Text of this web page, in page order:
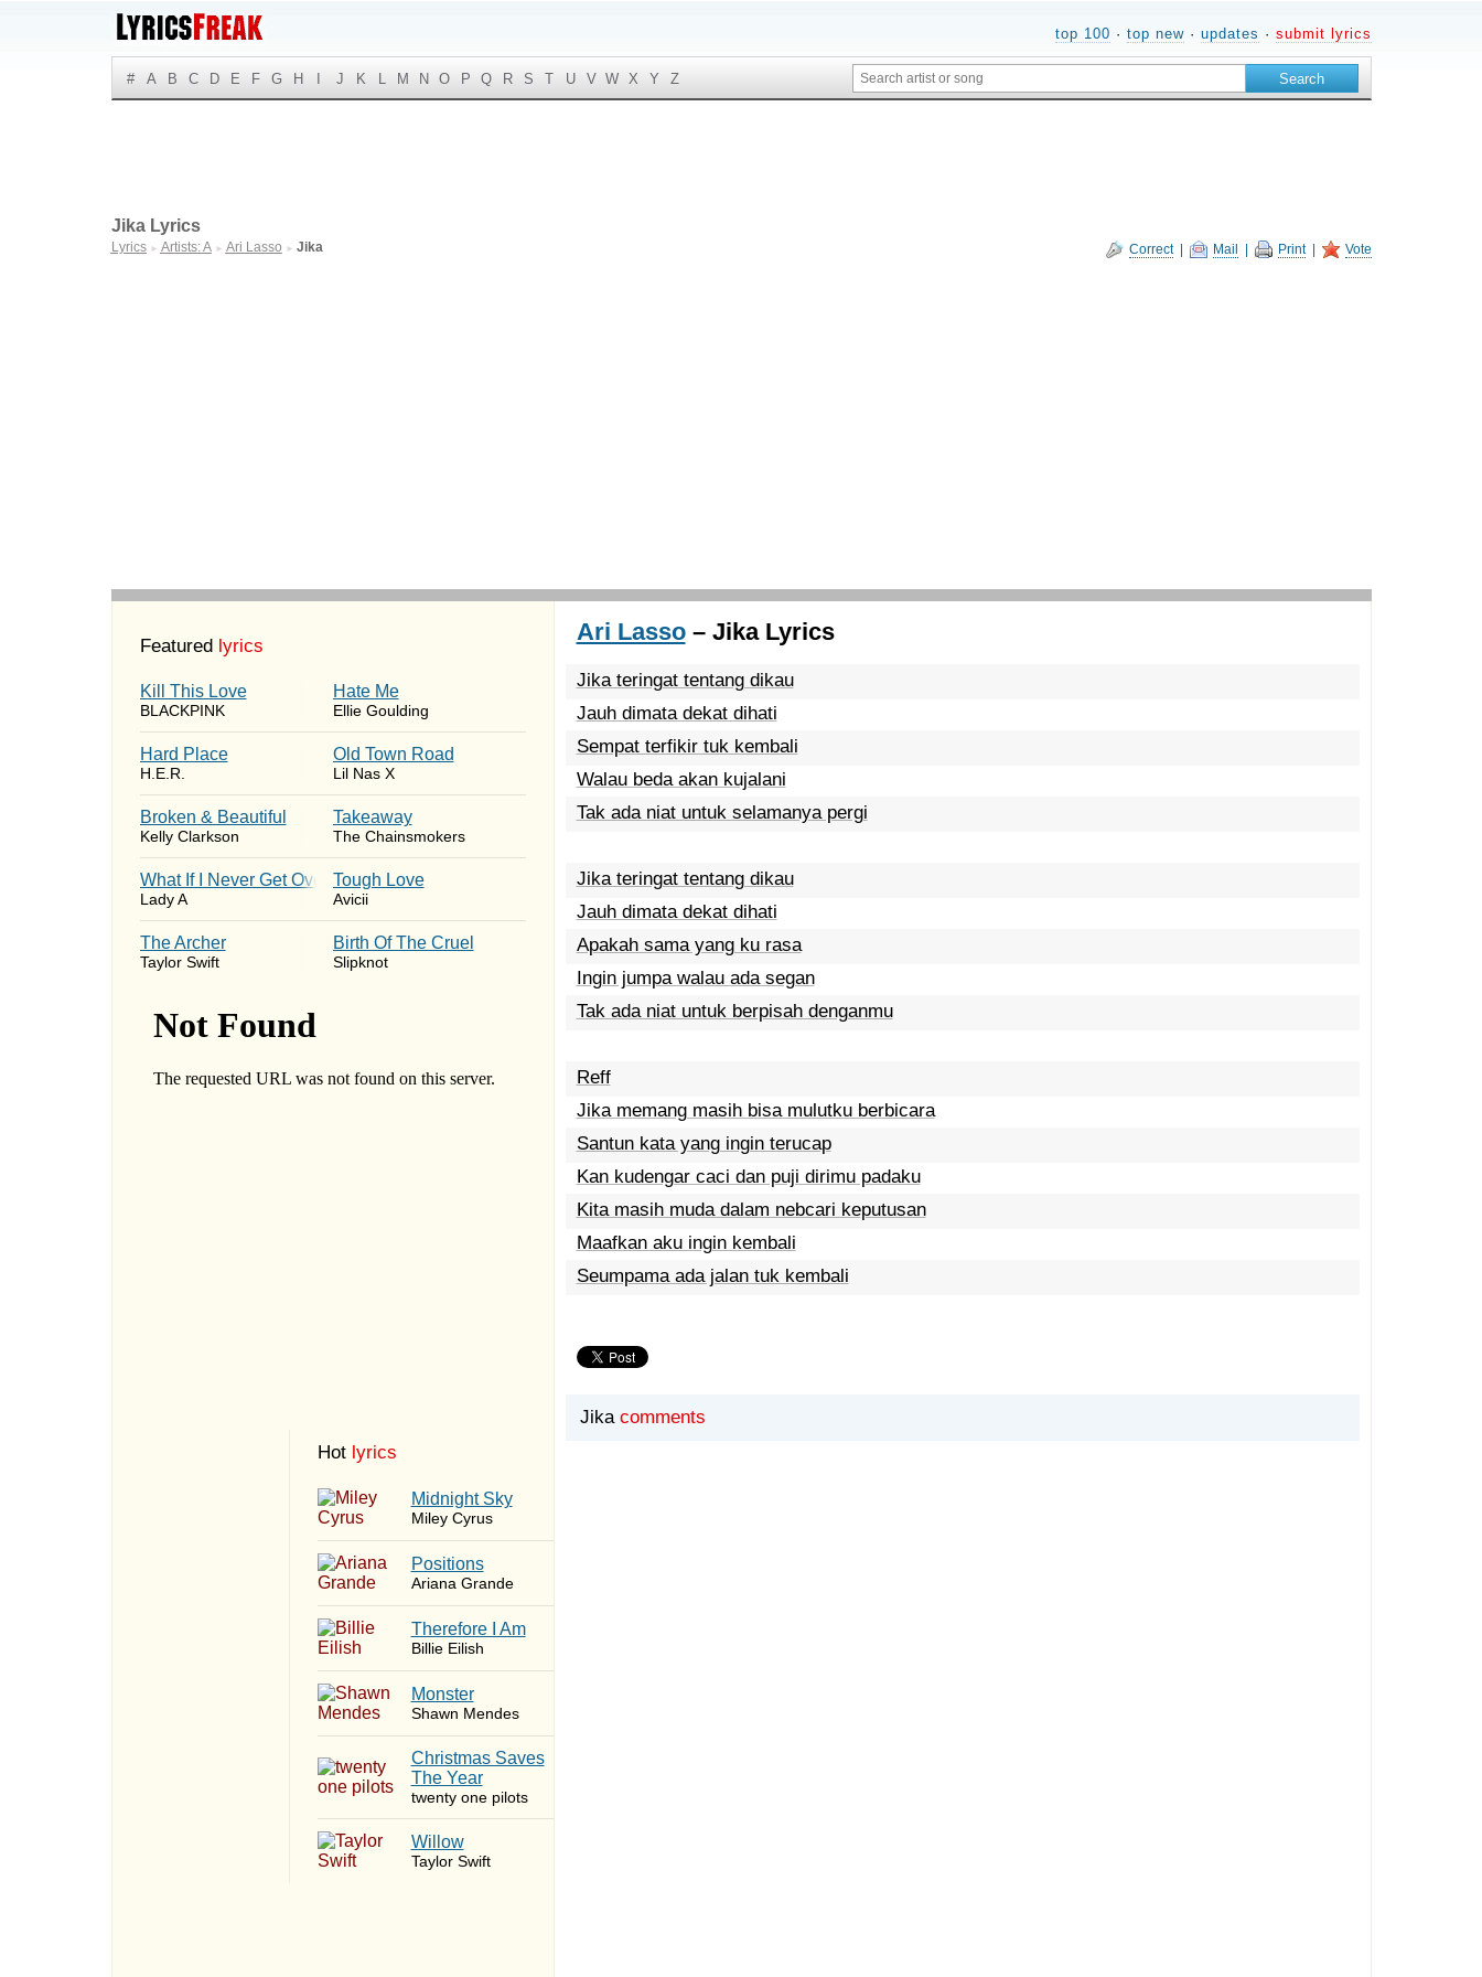
top 100 · top new· updates · submit lyrics
# A B C D E F G H J K L M N O P Q R S T U V W X Y Z
Correct| Mail Print| Vote
Jika Lyrics
Lyrics ► Artists: A ► Ari Lasso ► Jika
Featured lyrics
Kill This Love
BLACKPINK
Hate Me
Ellie Goulding
Hard Place
H.E.R.
Old Town Road
Lil Nas X
Broken & Beautiful
Kelly Clarkson
Takeaway
The Chainsmokers
What If I Never Get Over You
Lady A
Tough Love
Avicii
The Archer
Taylor Swift
Birth Of The Cruel
Slipknot
Hot lyrics
Midnight Sky
Miley Cyrus
​Positions
Ariana Grande
Therefore I Am
Billie Eilish
Monster
Shawn Mendes
Christmas Saves
The Year
twenty one pilots
Willow
Taylor Swift
Ari Lasso– Jika Lyrics
Jika teringat tentang dikau
Jauh dimata dekat dihati
Sempat terfikir tuk kembali
Walau beda akan kujalani
Tak ada niat untuk selamanya pergi
Jika teringat tentang dikau
Jauh dimata dekat dihati
Apakah sama yang ku rasa
Ingin jumpa walau ada segan
Tak ada niat untuk berpisah denganmu
Reff
Jika memang masih bisa mulutku berbicara
Santun kata yang ingin terucap
Kan kudengar caci dan puji dirimu padaku
Kita masih muda dalam nebcari keputusan
Maafkan aku ingin kembali
Seumpama ada jalan tuk kembali
Jika comments